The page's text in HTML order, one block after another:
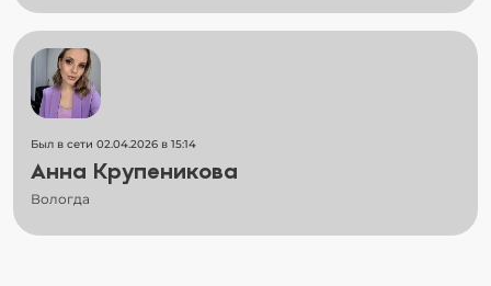
Был в сети 02.04.2026 в 15:14
Анна Крупеникова
Вологда